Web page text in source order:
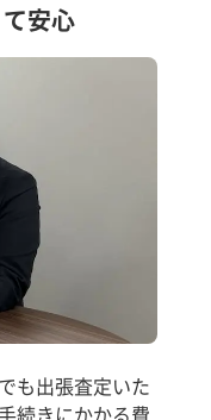
安心
も出張査定いた
続きにかかる費